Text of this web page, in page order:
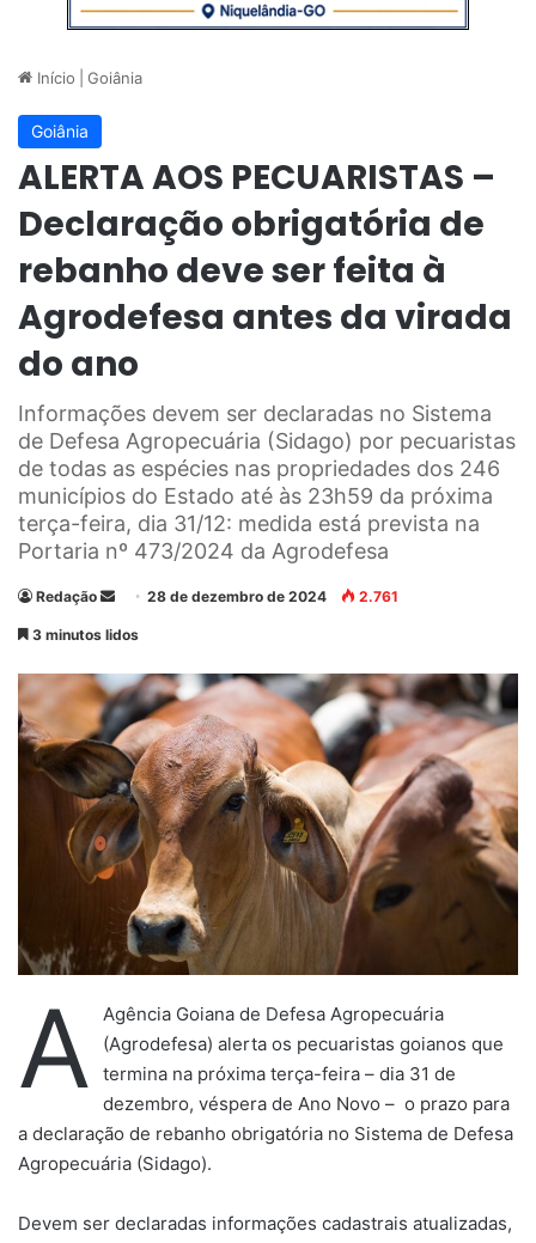
Início Goiânia
Goiânia
ALERTA AOS PECUARISTAS –
Declaração obrigatória de
rebanho deve ser feita à
Agrodefesa antes da virada
do ano
Informações devem ser declaradas no Sistema
de Defesa Agropecuária (Sidago) por pecuaristas
de todas as espécies nas propriedades dos 246
municípios do Estado até às 23h59 da próxima
terça-feira, dia 31/12: medida está prevista na
Portaria nº 473/2024 da Agrodefesa
Redação
a
d
e
u
m
e
-
m
28 de dezembro de 2024 2.761
3 minutos lidos
A
Agência Goiana de Defesa Agropecuária
(Agrodefesa) alerta os pecuaristas goianos que
termina na próxima terça-feira – dia 31 de
dezembro, véspera de Ano Novo – o prazo para
a declaração de rebanho obrigatória no Sistema de Defesa
Agropecuária (Sidago).
Devem ser declaradas informações cadastrais atualizadas,